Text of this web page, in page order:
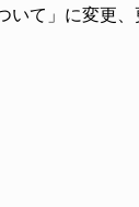
いて」に変更